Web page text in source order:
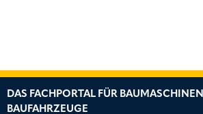
DAS FACHPORTAL FÜR
BAUFAHRZEUGE